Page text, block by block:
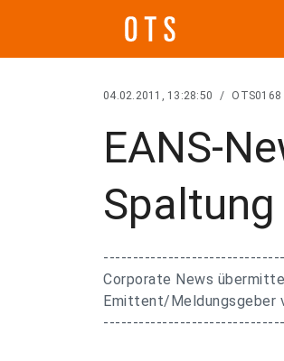
04.02.2011, 13:28:50 /
EANS-
Corporate News
Emittent/Meldungsgeber